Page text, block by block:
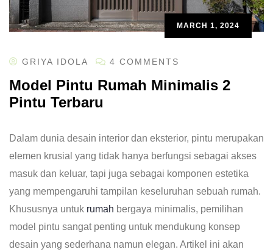
MARCH 1, 2024
GRIYA IDOLA 4 COMMENTS
Model Pintu Rumah Minimalis 2
Pintu Terbaru
Dalam dunia desain interior dan eksterior, pintu merupakan
elemen krusial yang tidak hanya berfungsi sebagai akses
masuk dan keluar, tapi juga sebagai komponen estetika
yang mempengaruhi tampilan keseluruhan sebuah rumah.
Khususnya untuk rumah bergaya minimalis, pemilihan
model pintu sangat penting untuk mendukung konsep
desain yang sederhana namun elegan. Artikel ini akan